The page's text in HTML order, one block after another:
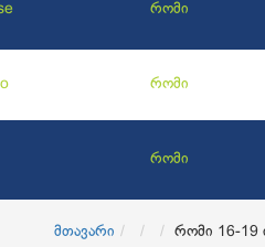
რომი
რომი
რომი
მთავარი რომი 16-19